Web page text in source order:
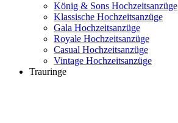
König & Sons Hochzeitsanzüge
Klassische Hochzeitsanzüge
Gala Hochzeitsanzüge
Royale Hochzeitsanzüge
Casual Hochzeitsanzüge
Vintage Hochzeitsanzüge
Trauringe